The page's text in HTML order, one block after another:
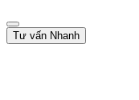
Tư vấn Nhanh